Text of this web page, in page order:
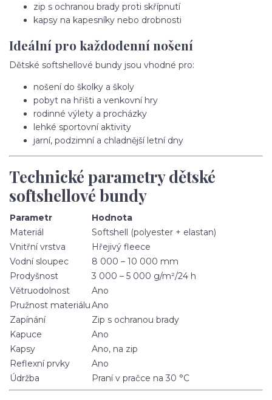
zip s ochranou brady proti skřípnutí
kapsy na kapesníky nebo drobnosti
Ideální pro každodenní nošení
Dětské softshellové bundy jsou vhodné pro:
nošení do školky a školy
pobyt na hřišti a venkovní hry
rodinné výlety a procházky
lehké sportovní aktivity
jarní, podzimní a chladnější letní dny
Technické parametry dětské
softshellové bundy
Parametr
Hodnota
Materiál
Softshell (polyester + elastan)
Vnitřní vrstva
Hřejivý fleece
Vodní sloupec
8 000 – 10 000 mm
Prodyšnost
3 000 – 5 000 g/m²/24 h
Větruodolnost
Ano
Pružnost materiáluAno
Zapínání
Zip s ochranou brady
Kapuce
Ano
Kapsy
Ano, na zip
Reflexní prvky
Ano
Údržba
Praní v pračce na 30 °C